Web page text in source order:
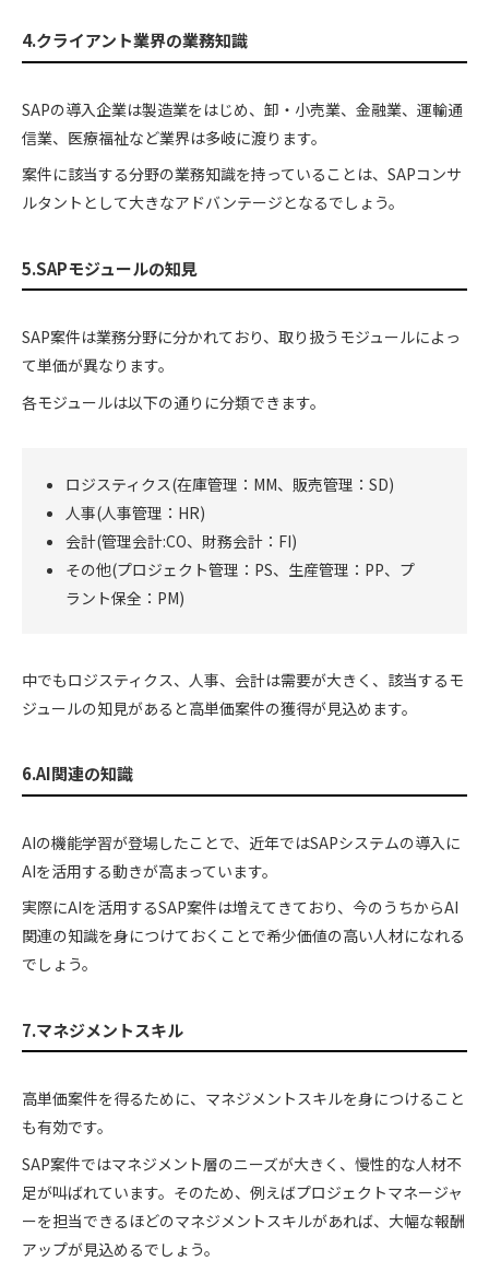
4.クライアント業界の業務知識
SAPの導入企業は製造業をはじめ、卸・小売業、金融業、運輸通
信業、医療福祉など業界は多岐に渡ります。
案件に該当する分野の業務知識を持っていることは、SAPコンサ
ルタントとして大きなアドバンテージとなるでしょう。
5.SAPモジュールの知見
SAP案件は業務分野に分かれており、取り扱うモジュールによっ
て単価が異なります。
各モジュールは以下の通りに分類できます。
ロジスティクス(在庫管理：MM、販売管理：SD)
人事(人事管理：HR)
会計(管理会計:CO、財務会計：FI)
その他(プロジェクト管理：PS、生産管理：PP、プ
ラント保全：PM)
中でもロジスティクス、人事、会計は需要が大きく、該当するモ
ジュールの知見があると高単価案件の獲得が見込めます。
6.AI関連の知識
AIの機能学習が登場したことで、近年ではSAPシステムの導入に
AIを活用する動きが高まっています。
実際にAIを活用するSAP案件は増えてきており、今のうちからAI
関連の知識を身につけておくことで希少価値の高い人材になれる
でしょう。
7.マネジメントスキル
高単価案件を得るために、マネジメントスキルを身につけること
も有効です。
SAP案件ではマネジメント層のニーズが大きく、慢性的な人材不
足が叫ばれています。そのため、例えばプロジェクトマネージャ
ーを担当できるほどのマネジメントスキルがあれば、大幅な報酬
アップが見込めるでしょう。